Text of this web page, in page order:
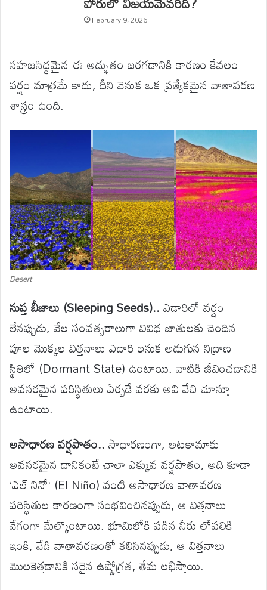
February 9, 2026
సహజసిద్ధమైన ఈ అద్భుతం జరగడానికి కారణం కేవలం
వర్షం మాత్రమే కాదు, దీని వెనుక ఒక ప్రత్యేకమైన వాతావరణ
శాస్త్రం ఉంది.
Desert
సుప్త బీజాలు (Sleeping Seeds)..ఎడారిలో వర్షం
లేనప్పుడు, వేల సంవత్సరాలుగా వివిధ జాతులకు చెందిన
పూల మొక్కల విత్తనాలు ఎడారి ఇసుక అడుగున నిద్రాణ
స్థితిలో (Dormant State) ఉంటాయి. వాటికి జీవించడానికి
అవసరమైన పరిస్థితులు ఏర్పడే వరకు అవి వేచి చూస్తూ
ఉంటాయి.
అసాధారణ వర్షపాతం..సాధారణంగా, అటకామాకు
అవసరమైన దానికంటే చాలా ఎక్కువ వర్షపాతం, అది కూడా
‘ఎల్ నినో’ (El Niño) వంటి అసాధారణ వాతావరణ
పరిస్థితుల కారణంగా సంభవించినప్పుడు, ఆ విత్తనాలు
వేగంగా మేల్కొంటాయి. భూమిలోకి పడిన నీరు లోపలికి
ఇంకి, వేడి వాతావరణంతో కలిసినప్పుడు, ఆ విత్తనాలు
మొలకెత్తడానికి సరైన ఉష్ణోగ్రత, తేమ లభిస్తాయి.